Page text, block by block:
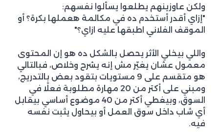
ولكن عاوزينهم يطلعوا يسألوا نفسهم:
"إزاي أقدر أستخدم ده في مكالمة هعملها بكرة؟ أو
الموقف الفلاني اطبقها عليه ازاي؟"
واللي بيخلي الأثر يحصل بالشكل ده هو إن المحتوى
معمول عشان يغيّر مش إنه يشرح وخلاص، فبالتالي
هو متقسم على 9 مستويات بتقود بعض بالتدريج،
ومبني على أكتر من 20 مهارة مطلوبة فعلًا في
السوق، وبيغطي أكتر من 40 موضوع أساسي بيقابل
أي شاب داخل سوق العمل أو بيحاول يثبت نفسه
فيه.